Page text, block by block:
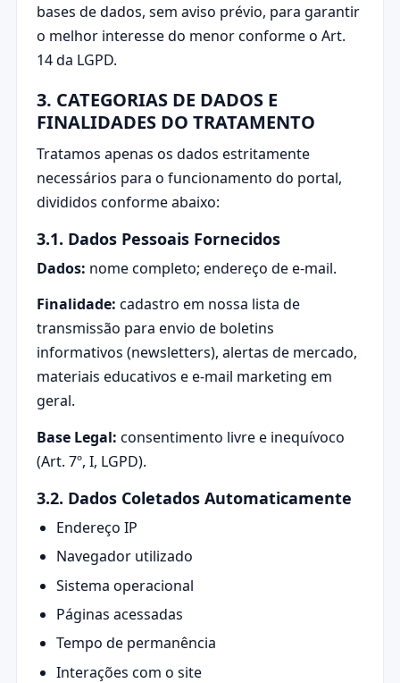
bases de dados, sem aviso prévio, para garantir
o melhor interesse do menor conforme o Art.
14 da LGPD.
3. CATEGORIAS DE DADOS E
FINALIDADES DO TRATAMENTO
Tratamos apenas os dados estritamente
necessários para o funcionamento do portal,
divididos conforme abaixo:
3.1. Dados Pessoais Fornecidos
Dados: nome completo; endereço de e-mail.
Finalidade: cadastro em nossa lista de
transmissão para envio de boletins
informativos (newsletters), alertas de mercado,
materiais educativos e e-mail marketing em
geral.
Base Legal: consentimento livre e inequívoco
(Art. 7º, I, LGPD).
3.2. Dados Coletados Automaticamente
Endereço IP
Navegador utilizado
Sistema operacional
Páginas acessadas
Tempo de permanência
Interações com o site